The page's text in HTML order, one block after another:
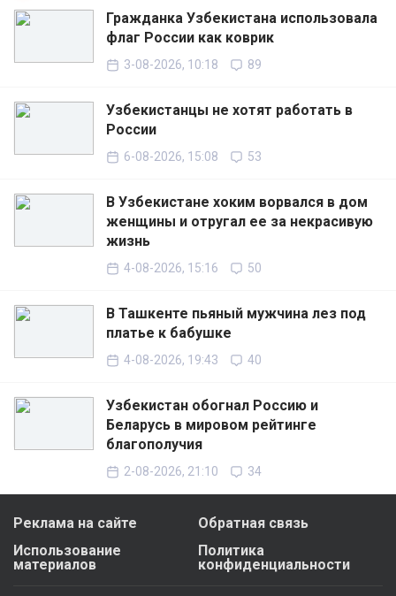
Гражданка Узбекистана использовала
флаг России как коврик
3-08-2026, 10:18 89
Узбекистанцы не хотят работать в
России
6-08-2026, 15:08 53
В Узбекистане хоким ворвался в дом
женщины и отругал ее за некрасивую
жизнь
4-08-2026, 15:16 50
В Ташкенте пьяный мужчина лез под
платье к бабушке
4-08-2026, 19:43 40
Узбекистан обогнал Россию и
Беларусь в мировом рейтинге
благополучия
2-08-2026, 21:10 34
Реклама на сайте
Обратная связь
Использование
материалов
Политика
конфиденциальности